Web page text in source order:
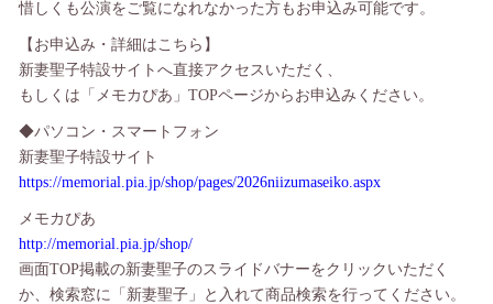
惜しくも公演をご覧になれなかった方もお申込み可能です。
【お申込み・詳細はこちら】
新妻聖子特設サイトへ直接アクセスいただく、
もしくは「メモカぴあ」TOPページからお申込みください。
◆パソコン・スマートフォン
新妻聖子特設サイト
https://memorial.pia.jp/shop/pages/2026niizumaseiko.aspx
メモカぴあ
http://memorial.pia.jp/shop/
画面TOP掲載の新妻聖子のスライドバナーをクリックいただく
か、検索窓に「新妻聖子」と入れて商品検索を行ってください。